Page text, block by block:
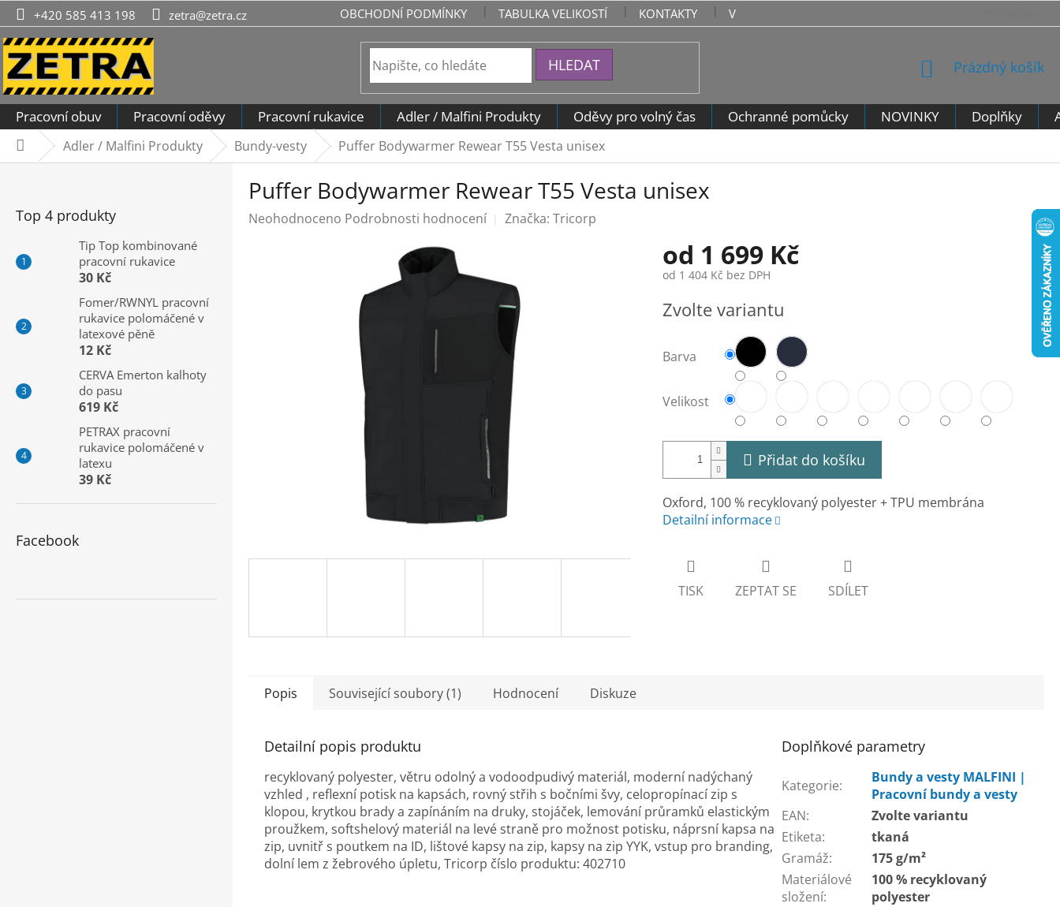
Přejít
na
obsah
+420 585 413 198 zetra@zetra.cz OBCHODNÍ PODMÍNKY TABULKA VELIKOSTÍ KONTAKTY VRÁCENÍ ZBOŽÍ - VZOROVÝ FORMULÁŘ PRO ODSTOUPENÍ
HLEDAT
NÁKUPNÍ
Prázdný košík
Pracovní obuv Pracovní oděvy Pracovní rukavice Adler / Malfini Produkty Oděvy pro volný čas Ochranné pomůcky NOVINKY Doplňky
DomůAdler / Malfini Produkty Bundy-vesty Puffer Bodywarmer Rewear T55 Vesta unisex
Top 4 produkty
Tip Top kombinované
pracovní rukavice
30 Kč
Fomer/RWNYL pracovní
rukavice polomáčené v
latexové pěně
12 Kč
CERVA Emerton kalhoty
do pasu
619 Kč
PETRAX pracovní
rukavice polomáčené v
latexu
39 Kč
Facebook
Puffer Bodywarmer Rewear T55 Vesta unisex
Průměrné
Neohodnoceno Podrobnosti hodnocení Značka: Tricorp
od 1 699 Kč
od 1 404 Kč bez DPH
cena:
Zvolte variantu
Barva
Velikost
Přidat do košíku
Oxford, 100 % recyklovaný polyester + TPU membrána
Detailní informace
TISK ZEPTAT SE SDÍLET
Popis Související soubory (1) Hodnocení Diskuze
Detailní popis produktu
recyklovaný polyester, větru odolný a vodoodpudivý materiál, moderní nadýchaný
vzhled , reflexní potisk na kapsách, rovný střih s bočními švy, celopropínací zip s
klopou, krytkou brady a zapínáním na druky, stojáček, lemování průramků elastickým
proužkem, softshelový materiál na levé straně pro možnost potisku, náprsní kapsa na
zip, uvnitř s poutkem na ID, lištové kapsy na zip, kapsy na zip YYK, vstup pro branding,
dolní lem z žebrového úpletu, Tricorp číslo produktu: 402710
Doplňkové parametry
Kategorie:
Bundy a vesty MALFINI |
Pracovní bundy a vesty
EAN:
Zvolte variantu
Etiketa:
tkaná
Gramáž:
175 g/m²
Materiálové
složení:
100 % recyklovaný
polyester